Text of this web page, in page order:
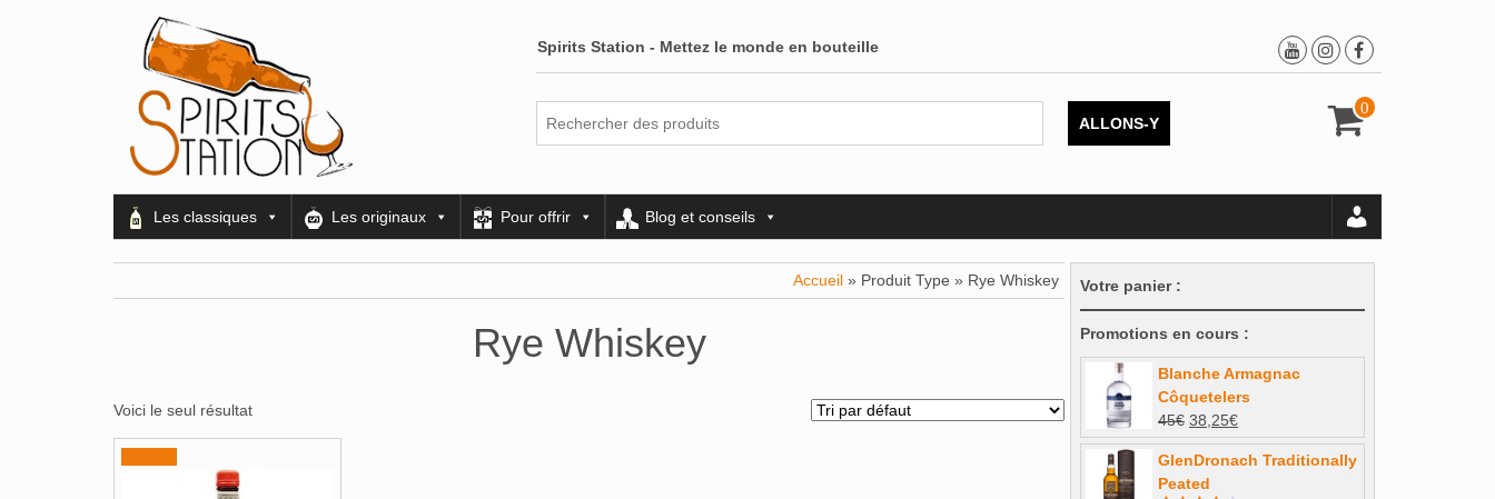
Spirits Station - Mettez le monde en bouteille
0
ALLONS-Y
Les classiques Les originaux Pour offrir Blog et conseils
Accueil » Produit Type » Rye Whiskey
Rye Whiskey
Voici le seul résultat
Votre panier :
Promotions en cours :
Blanche Armagnac
Côquetelers
45€ Le
prix
initial
était :
38,25€Le
prix
actuel
GlenDronach Traditionally
Peated